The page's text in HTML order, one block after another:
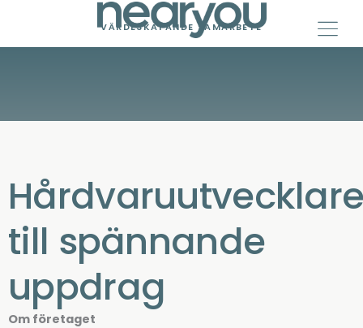
content
VÄRDESKAPANDE SAMARBETE
till spännande
uppdrag
Om företaget